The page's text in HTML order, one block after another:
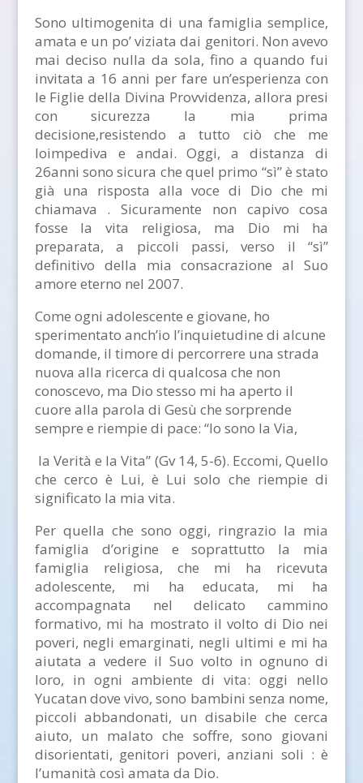
Sono ultimogenita di una famiglia semplice,
amata e un po’ viziata dai genitori. Non avevo
mai deciso nulla da sola, fino a quando fui
invitata a 16 anni per fare un’esperienza con
le Figlie della Divina Provvidenza, allora presi
con sicurezza la mia prima
decisione,resistendo a tutto ciò che me
loimpediva e andai. Oggi, a distanza di
26anni sono sicura che quel primo “sì” è stato
già una risposta alla voce di Dio che mi
chiamava . Sicuramente non capivo cosa
fosse la vita religiosa, ma Dio mi ha
preparata, a piccoli passi, verso il “sì”
definitivo della mia consacrazione al Suo
amore eterno nel 2007.
Come ogni adolescente e giovane, ho
sperimentato anch’io l’inquietudine di alcune
domande, il timore di percorrere una strada
nuova alla ricerca di qualcosa che non
conoscevo, ma Dio stesso mi ha aperto il
cuore alla parola di Gesù che sorprende
sempre e riempie di pace: “Io sono la Via,
la Verità e la Vita” (Gv 14, 5-6). Eccomi, Quello
che cerco è Lui, è Lui solo che riempie di
significato la mia vita.
Per quella che sono oggi, ringrazio la mia
famiglia d’origine e soprattutto la mia
famiglia religiosa, che mi ha ricevuta
adolescente, mi ha educata, mi ha
accompagnata nel delicato cammino
formativo, mi ha mostrato il volto di Dio nei
poveri, negli emarginati, negli ultimi e mi ha
aiutata a vedere il Suo volto in ognuno di
loro, in ogni ambiente di vita: oggi nello
Yucatan dove vivo, sono bambini senza nome,
piccoli abbandonati, un disabile che cerca
aiuto, un malato che soffre, sono giovani
disorientati, genitori poveri, anziani soli : è
l’umanità così amata da Dio.